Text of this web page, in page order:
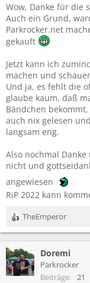
n
:
Wow, Danke für die
Auch ein Grund,
Parkrocker.net
gekauft
Jetzt kann ich
machen und
Und ja, es fehlt die
glaube kaum, daß
Bändchen
auch nix gelesen
langsam eng.
Also nochmal
nicht und
angewiesen
RiP 2022 kann
R
e
k
t
i
TheEmperor
Doremi
Parkrocker
Beiträge
21